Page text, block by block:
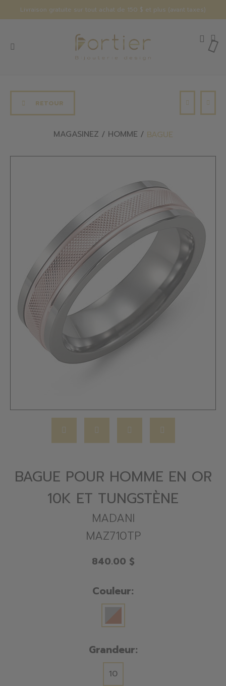
Livraison gratuite sur tout achat de 150 $ et plus (avant taxes)
RETOUR
MAGASINEZ HOMME BAGUE
BAGUE POUR HOMME EN OR
10K ET TUNGSTÈNE
MADANI
MAZ710TP
840.00 $
Couleur:
Grandeur:
10